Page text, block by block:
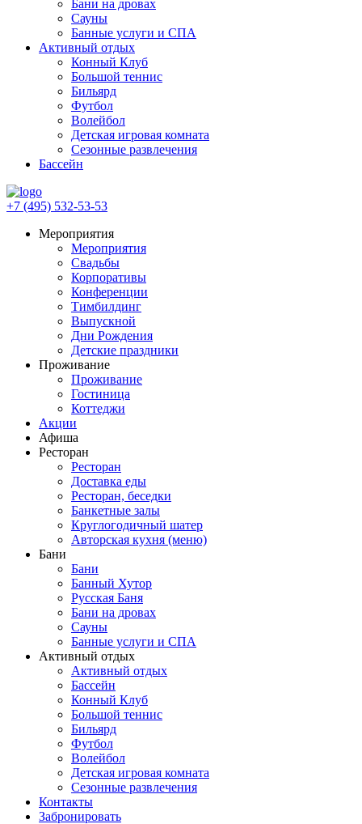
Бани на дровах
Сауны
Банные услуги и СПА
Активный отдых
Конный Клуб
Большой теннис
Бильярд
Футбол
Волейбол
Детская игровая комната
Сезонные развлечения
Бассейн
+7 (495) 532-53-53
Мероприятия
Мероприятия
Свадьбы
Корпоративы
Конференции
Тимбилдинг
Выпускной
Дни Рождения
Детские праздники
Проживание
Проживание
Гостиница
Коттеджи
Акции
Афиша
Ресторан
Ресторан
Доставка еды
Ресторан, беседки
Банкетные залы
Круглогодичный шатер
Авторская кухня (меню)
Бани
Бани
Банный Хутор
Русская Баня
Бани на дровах
Сауны
Банные услуги и СПА
Активный отдых
Активный отдых
Бассейн
Конный Клуб
Большой теннис
Бильярд
Футбол
Волейбол
Детская игровая комната
Сезонные развлечения
Контакты
Забронировать